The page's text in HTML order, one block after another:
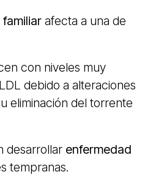
afecta a una de
con niveles muy
debido a alteraciones
eliminación del torrente
desarrollar enfermedad
tempranas.